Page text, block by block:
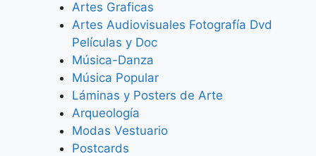
Artes Graficas
Artes Audiovisuales Fotografía Dvd
Películas y Doc
Música-Danza
Música Popular
Láminas y Posters de Arte
Arqueología
Modas Vestuario
Postcards